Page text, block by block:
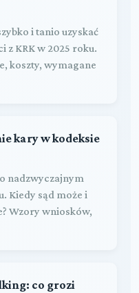
i tanio uzyskać
z KRK w 2025 roku.
koszty, wymagane
kary w kodeksie
nadzwyczajnym
Kiedy sąd może i
Wzory wniosków,
co grozi